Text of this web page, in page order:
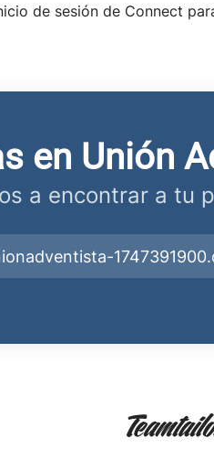
de sesión de Connect
en Unión
a encontrar a tu